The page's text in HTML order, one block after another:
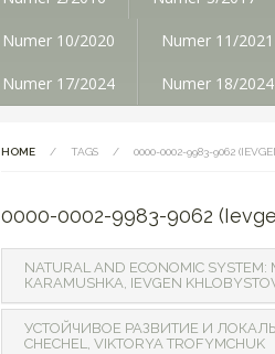
Numer 10/2020 Numer 11/2021
Numer 17/2024 Numer 18/2024
HOME / TAGS / 0000-0002-9983-9062
0000-0002-9983-9062
NATURAL AND ECONOMIC SYSTEM:
КARAMUSHKA, IEVGEN
УСТОЙЧИВОЕ РАЗВИТИЕ И
CHECHEL, VIKTORYA TROFYMCHUK